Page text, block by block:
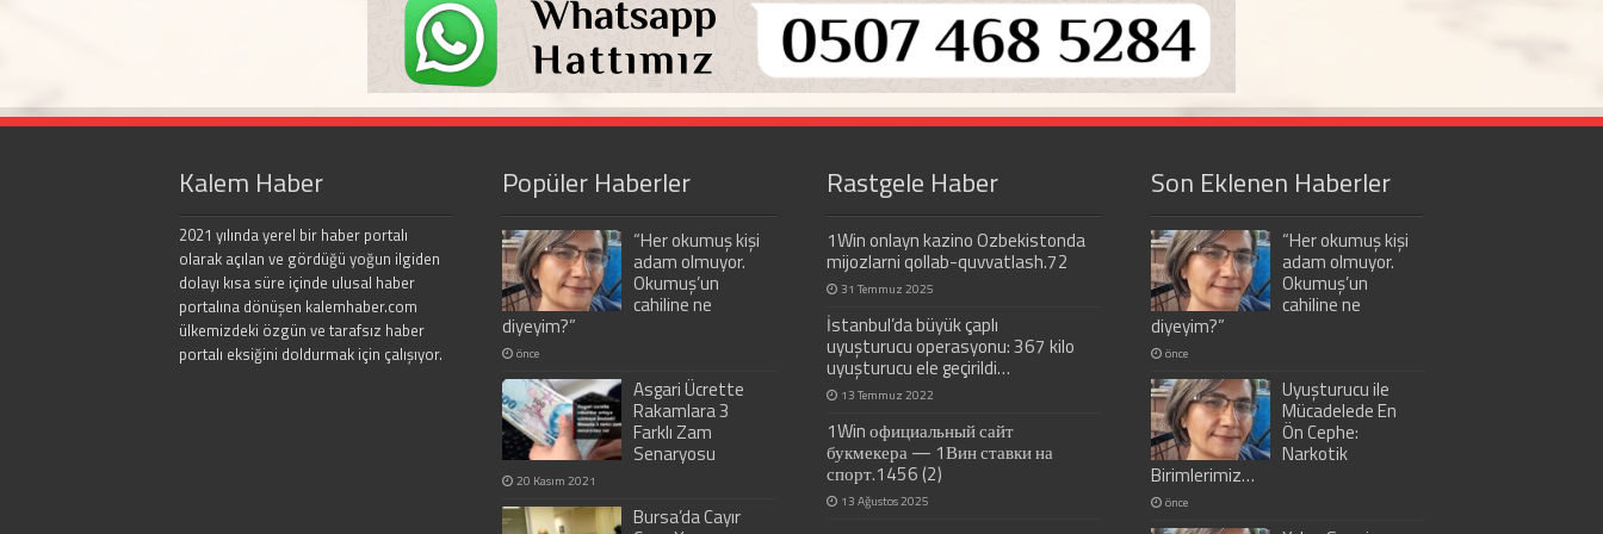
Kalem Haber
2021 yılında yerel bir haber portalı
olarak açılan ve gördüğü yoğun ilgiden
dolayı kısa süre içinde ulusal haber
portalına dönüşen kalemhaber.com
ülkemizdeki özgün ve tarafsız haber
portalı eksiğini doldurmak için çalışıyor.
Popüler Haberler
“Her okumuş kişi
adam olmuyor.
Okumuş’un
cahiline ne
diyeyim?”
önce
Asgari Ücrette
Rakamlara 3
Farklı Zam
Senaryosu
20 Kasım 2021
Bursa’da Cayır
Rastgele Haber
1Win onlayn kazino Ozbekistonda
mijozlarni qollab-quvvatlash.72
31 Temmuz 2025
İstanbul’da büyük çaplı
uyuşturucu operasyonu: 367 kilo
uyuşturucu ele geçirildi…
13 Temmuz 2022
1Win официальный сайт
букмекера — 1Вин ставки на
спорт.1456 (2)
13 Ağustos 2025
Son Eklenen Haberler
“Her okumuş kişi
adam olmuyor.
Okumuş’un
cahiline ne
diyeyim?”
önce
Uyuşturucu ile
Mücadelede En
Ön Cephe:
Narkotik
Birimlerimiz…
önce